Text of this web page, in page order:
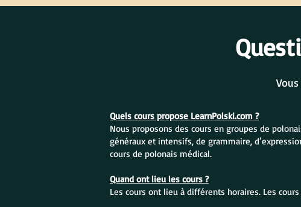
Quels cours propose LearnPolski.com ?
Nous proposons des cours en groupes de
généraux et intensifs, de grammaire,
cours de polonais médical.
Quand ont lieu les cours ?
Les cours ont lieu à différents horaires. Les